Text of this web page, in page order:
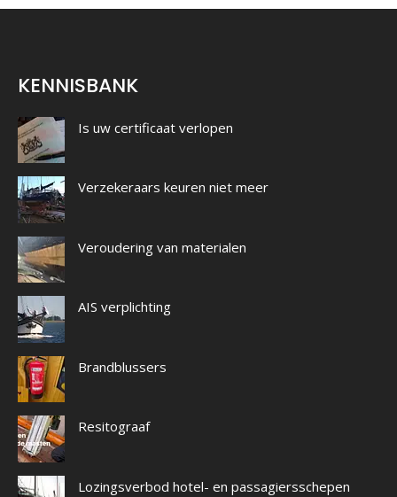
KENNISBANK
Is uw certificaat verlopen
Verzekeraars keuren niet meer
Veroudering van materialen
AIS verplichting
Brandblussers
Resitograaf
Lozingsverbod hotel- en passagiersschepen